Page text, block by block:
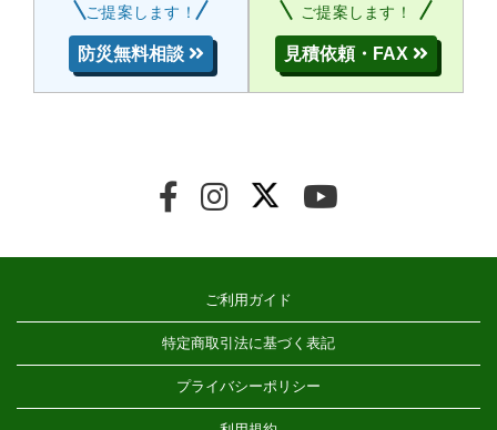
ご提案します！
防災無料相談
ご提案します！
見積依頼・FAX
ご利用ガイド
特定商取引法に基づく表記
プライバシーポリシー